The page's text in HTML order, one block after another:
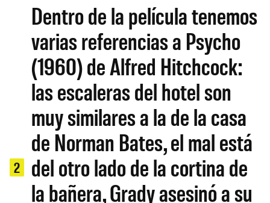
2
Dentro de la película tenemos
varias referencias a Psycho
(1960) de Alfred Hitchcock:
las escaleras del hotel son
muy similares a la de la casa
de Norman Bates, el mal está
del otro lado de la cortina de
la bañera, Grady asesinó a su